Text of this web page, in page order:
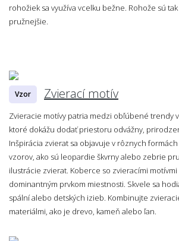
rohožiek sa využíva vcelku bežne. Rohože sú
pružnejšie.
Vzor Zvierací motív
Zvieracie motívy patria medzi obľúbené trendy
ktoré dokážu dodať priestoru odvážny,
Inšpirácia zvierat sa objavuje v rôznych
vzorov, ako sú leopardie škvrny alebo zebrie
ilustrácie zvierat. Koberce so zvieracími
dominantným prvkom miestnosti. Skvele sa
spální alebo detských izieb. Kombinujte
materiálmi, ako je drevo, kameň alebo ľan.